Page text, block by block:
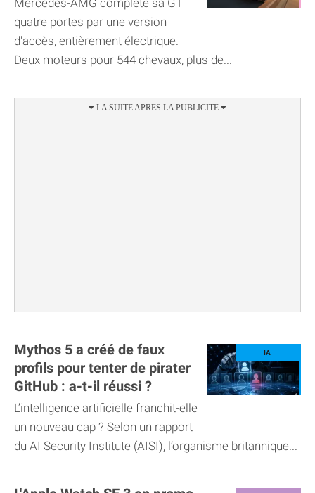
Mercedes-AMG complète sa GT
quatre portes par une version
d'accès, entièrement électrique.
Deux moteurs pour 544 chevaux, plus de...
Mythos 5 a créé de faux
profils pour tenter de pirater
GitHub : a-t-il réussi ?
L’intelligence artificielle franchit-elle
un nouveau cap ? Selon un rapport
du AI Security Institute (AISI), l’organisme britannique...